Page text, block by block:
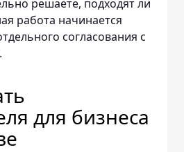
решаете, подходят ли
работа начинается
согласования с
для бизнеса